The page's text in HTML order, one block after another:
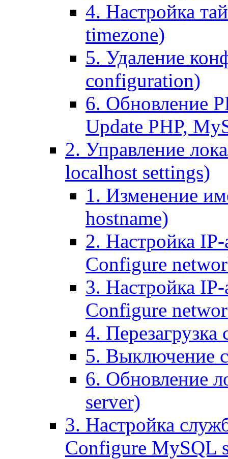
4. Настройка
timezone)
5. Удаление
configuration)
6. Обновление
Update PHP,
2. Управление
localhost settings)
1. Изменение
hostname)
2. Настройка IP-
Configure
3. Настройка
Configure
4. Перезагрузка
5. Выключение
6. Обновление
server)
3. Настройка
Configure MySQL